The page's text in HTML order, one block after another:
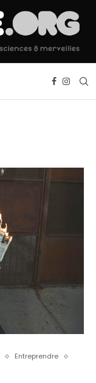
Entreprendre